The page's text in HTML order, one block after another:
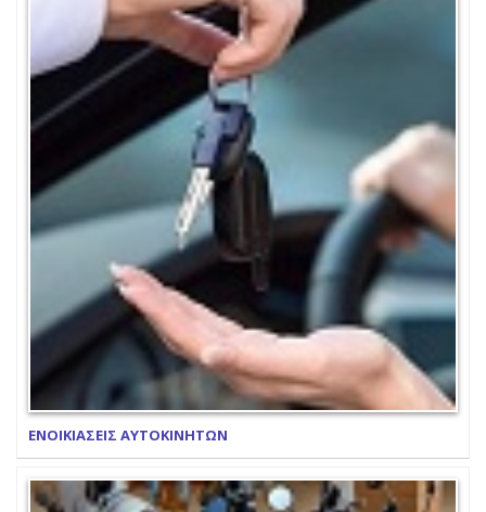
ΕΝΟΙΚΙΑΣΕΙΣ ΑΥΤΟΚΙΝΗΤΩΝ